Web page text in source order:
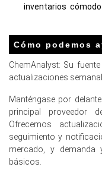
inventarios
pesar de las
La apreciación del
los costos de
al alza por parte del
Precios de Cloroformo
En Alemania, el
Cómo podemos
ChemAnalyst: Su
actualizaciones
Manténgase por
principal proveedor
Ofrecemos
seguimiento y
mercado, y
básicos.